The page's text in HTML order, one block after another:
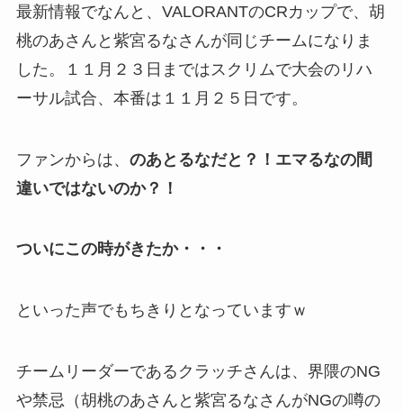
最新情報でなんと、VALORANTのCRカップで、胡
桃のあさんと紫宮るなさんが同じチームになりま
した。１１月２３日まではスクリムで大会のリハ
ーサル試合、本番は１１月２５日です。
ファンからは、 のあとるなだと？！エマるなの間
違いではないのか？！
ついにこの時がきたか・・・
といった声でもちきりとなっていますｗ
チームリーダーであるクラッチさんは、界隈のNG
や禁忌（胡桃のあさんと紫宮るなさんがNGの噂の